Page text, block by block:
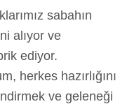
sabahın
alıyor ve
ediyor.
herkes hazırlığını
ve geleneği